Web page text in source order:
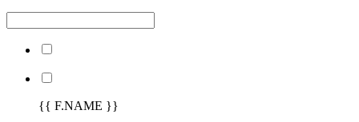
{{ F.NAME }}